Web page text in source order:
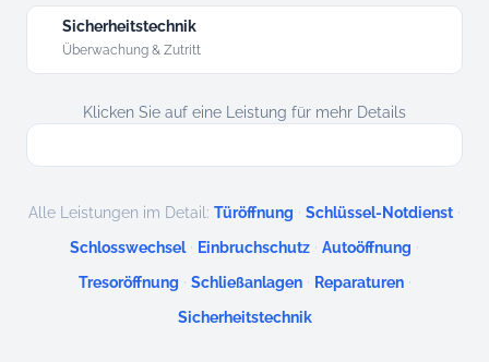
Sicherheitstechnik
Überwachung & Zutritt
Klicken Sie auf eine Leistung für mehr Details
Alle Leistungen im Detail: Türöffnung · Schlüssel-Notdienst ·
Schlosswechsel · Einbruchschutz · Autoöffnung ·
Tresoröffnung · Schließanlagen · Reparaturen ·
Sicherheitstechnik